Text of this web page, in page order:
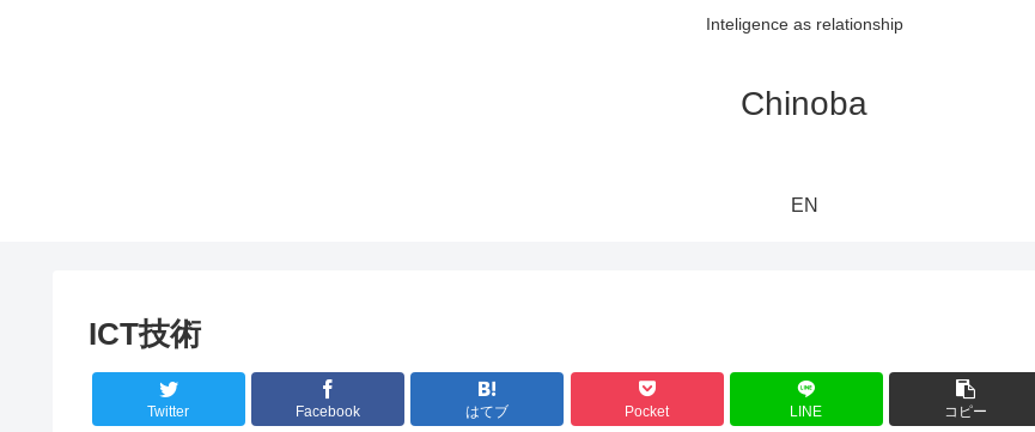
Inteligence as relationship
Chinoba
EN
ICT技術
Twitter Facebook はてブ Pocket LINE コピー